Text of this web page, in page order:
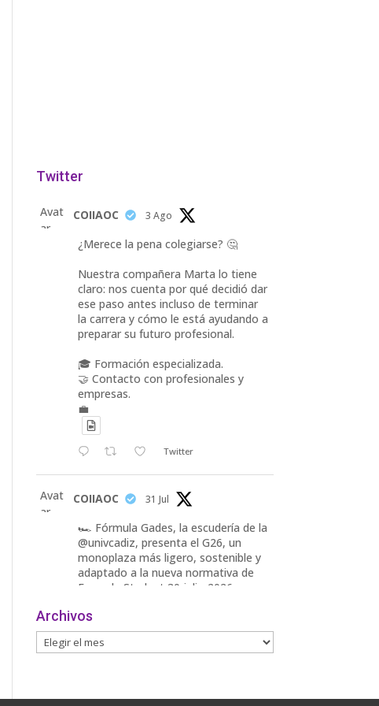
Twitter
Avat
ar
COIIAOC 3 Ago
¿Merece la pena colegiarse? 🤔
Nuestra compañera Marta lo tiene
claro: nos cuenta por qué decidió dar
ese paso antes incluso de terminar
la carrera y cómo le está ayudando a
preparar su futuro profesional.
🎓 Formación especializada.
🤝 Contacto con profesionales y
empresas.
💼
Twitter
Avat
ar
COIIAOC 31 Jul
🏎️ Fórmula Gades, la escudería de la
@univcadiz, presenta el G26, un
monoplaza más ligero, sostenible y
adaptado a la nueva normativa de
Formula Student 30 julio 2026.
En la presentación, que tuvo lugar
este miércoles, estuvieron presentes
María Luisa Bea, Presidenta
Archivos